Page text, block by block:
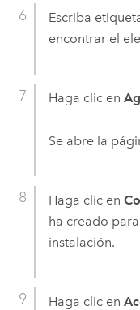
Escriba
encontrar el
Haga clic en
Se abre la
Haga clic en
ha creado
instalación.
Haga clic en